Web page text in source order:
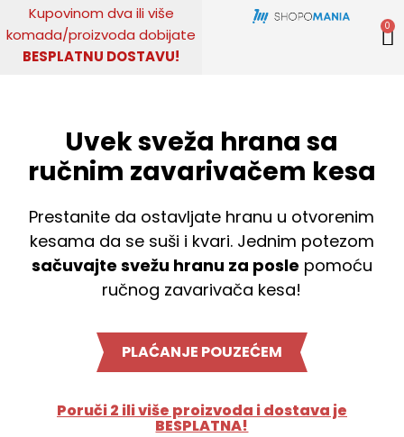
Pređi
na
sadržaj
Kupovinom dva ili više
komada/proizvoda dobijate
BESPLATNU DOSTAVU!
0
Uvek sveža hrana sa
ručnim zavarivačem kesa
Prestanite da ostavljate hranu u otvorenim
kesama da se suši i kvari. Jednim potezom
sačuvajte svežu hranu za posle pomoću
ručnog zavarivača kesa!
PLAĆANJE POUZEĆEM
Poruči 2 ili više proizvoda i dostava je
BESPLATNA!